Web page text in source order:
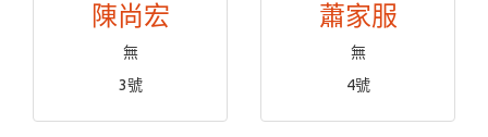
陳尚宏
無
3號
蕭家服
無
4號